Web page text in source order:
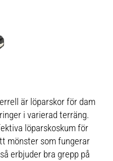
är löparskor för dam
i varierad terräng.
löparskoskum för
mönster som fungerar
erbjuder bra grepp på